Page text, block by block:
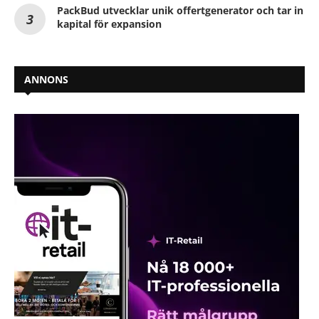
PackBud utvecklar unik offertgenerator och tar in
kapital för expansion
ANNONS